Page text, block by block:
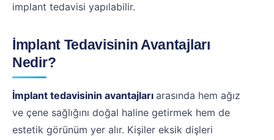
implant tedavisi yapılabilir.
İmplant Tedavisinin Avantajları
Nedir?
İmplant tedavisinin avantajları arasında hem ağız
ve çene sağlığını doğal haline getirmek hem de
estetik görünüm yer alır. Kişiler eksik dişleri